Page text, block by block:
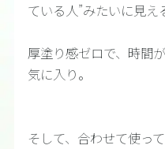
ている人”みたいに見え
厚塗り感ゼロで、時間
気に入り。
そして、合わせて使っ